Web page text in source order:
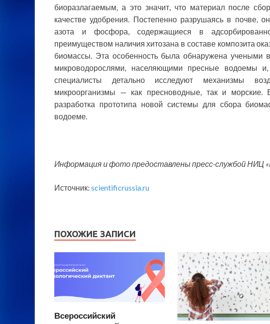
биоразлагаемым, а это значит, что материал после
качестве удобрения. Постепенно разрушаясь в почве,
азота и фосфора, содержащиеся в
преимуществом наличия хитозана в составе композита
биомассы. Эта особенность была обнаружена учеными
микроводорослями, населяющими пресные водоемы
специалисты детально исследуют механизмы
микроорганизмы — как пресноводные, так и
разработка прототипа новой системы для сбора
водоеме.
Информация и фото предоставлены пресс-службой НИЦ
Источник: scientificrussia.ru
ПОХОЖИЕ ЗАПИСИ
Всероссийский